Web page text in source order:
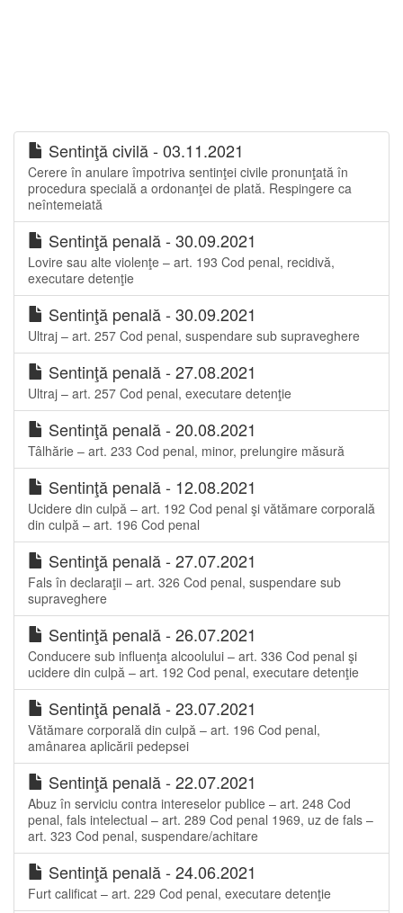
Sentinţă civilă - 03.11.2021
Cerere în anulare împotriva sentinţei civile pronunţată în
procedura specială a ordonanţei de plată. Respingere ca
neîntemeiată
Sentinţă penală - 30.09.2021
Lovire sau alte violenţe – art. 193 Cod penal, recidivă,
executare detenţie
Sentinţă penală - 30.09.2021
Ultraj – art. 257 Cod penal, suspendare sub supraveghere
Sentinţă penală - 27.08.2021
Ultraj – art. 257 Cod penal, executare detenţie
Sentinţă penală - 20.08.2021
Tâlhărie – art. 233 Cod penal, minor, prelungire măsură
Sentinţă penală - 12.08.2021
Ucidere din culpă – art. 192 Cod penal şi vătămare corporală
din culpă – art. 196 Cod penal
Sentinţă penală - 27.07.2021
Fals în declaraţii – art. 326 Cod penal, suspendare sub
supraveghere
Sentinţă penală - 26.07.2021
Conducere sub influenţa alcoolului – art. 336 Cod penal şi
ucidere din culpă – art. 192 Cod penal, executare detenţie
Sentinţă penală - 23.07.2021
Vătămare corporală din culpă – art. 196 Cod penal,
amânarea aplicării pedepsei
Sentinţă penală - 22.07.2021
Abuz în serviciu contra intereselor publice – art. 248 Cod
penal, fals intelectual – art. 289 Cod penal 1969, uz de fals –
art. 323 Cod penal, suspendare/achitare
Sentinţă penală - 24.06.2021
Furt calificat – art. 229 Cod penal, executare detenţie